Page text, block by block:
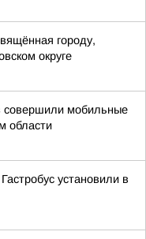
городу,
округе
совершили мобильные
области
установили в